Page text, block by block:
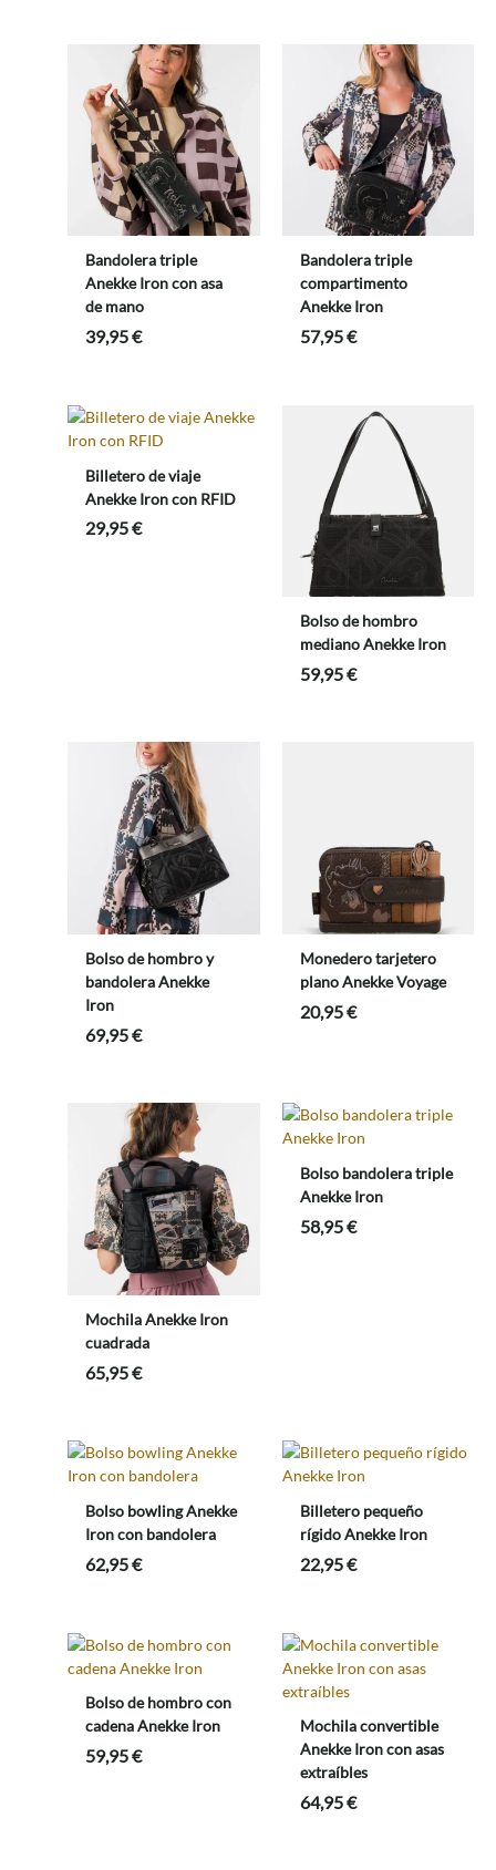
Bandolera triple
Anekke Iron con asa
de mano
39,95€
Bandolera triple
compartimento
Anekke Iron
57,95€
Billetero de viaje
Anekke Iron con RFID
29,95€
Bolso de hombro
mediano Anekke Iron
59,95€
Bolso de hombro y
bandolera Anekke
Iron
69,95€
Monedero tarjetero
plano Anekke Voyage
20,95€
Mochila Anekke Iron
cuadrada
65,95€
Bolso bandolera triple
Anekke Iron
58,95€
Bolso bowling Anekke
Iron con bandolera
62,95€
Billetero pequeño
rígido Anekke Iron
22,95€
Bolso de hombro con
cadena Anekke Iron
59,95€
Mochila convertible
Anekke Iron con asas
extraíbles
64,95€